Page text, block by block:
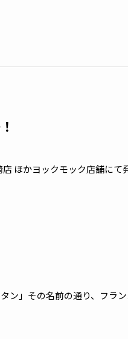
ほかヨックモック店舗にて
ン」その名前の通り、フラ